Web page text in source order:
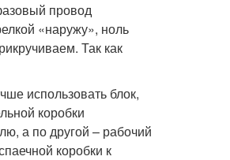
провод
«наружу», ноль
Так как
использовать блок,
коробки
а по другой – рабочий
коробки к